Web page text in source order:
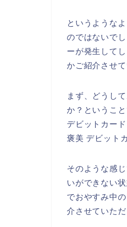
というような
のではないで
ーが発生して
かご紹介させて
まず、どうし
か？というこ
デビットカー
褒美 デビット
そのような感
いができない
でおやすみ中
介させていただ